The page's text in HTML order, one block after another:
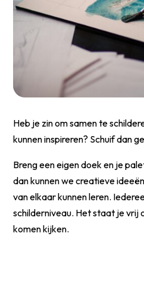
Heb je zin om samen te
kunnen inspireren? Schuif dan
Breng een eigen doek en je
dan kunnen we creatieve
van elkaar kunnen leren.
schilderniveau. Het staat je vrij
komen kijken.